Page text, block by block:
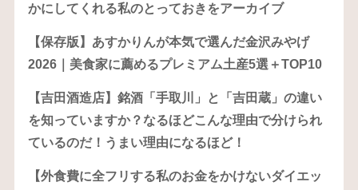
かにしてくれる私のとっておきをアーカイブ
【保存版】あすかりんが本気で選んだ金沢みやげ
2026｜美食家に薦めるプレミアム土産5選＋TOP10
【吉田酒造店】銘酒「手取川」と「吉田蔵」の違い
を知っていますか？なるほどこんな理由で分けられ
ているのだ！うまい理由になるほど！
【外食費に全フリする私のお金をかけないダイエッ